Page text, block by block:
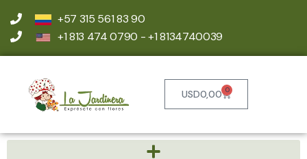
+57 315 561 83 90
+1 813 474 0790 - +1 8134740039
USD0,00 0